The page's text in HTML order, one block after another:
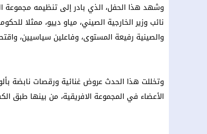
وشهد هذا الحفل، الذي بادر إلى تنظيمه مجموعة
نائب وزير الخارجية الصيني، مياو دييو، ممثلا
والصينية رفيعة المستوى، وفاعلين سياسيين،
وتخللت هذا الحدث عروض غنائية ورقصات نابضة
الأعضاء في المجموعة الافريقية، من بينها طبق